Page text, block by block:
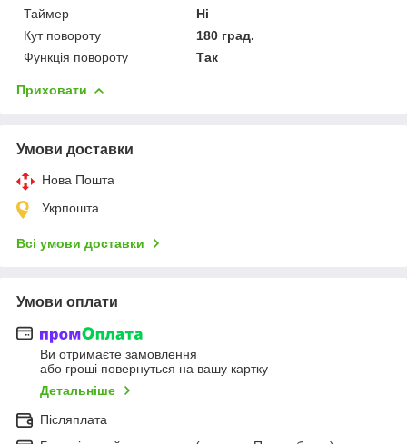
Таймер
Ні
Кут повороту
180 град.
Функція повороту
Так
Приховати
Умови доставки
Нова Пошта
Укрпошта
Всі умови доставки
Умови оплати
Ви отримаєте замовлення
або гроші повернуться на вашу картку
Детальніше
Післяплата